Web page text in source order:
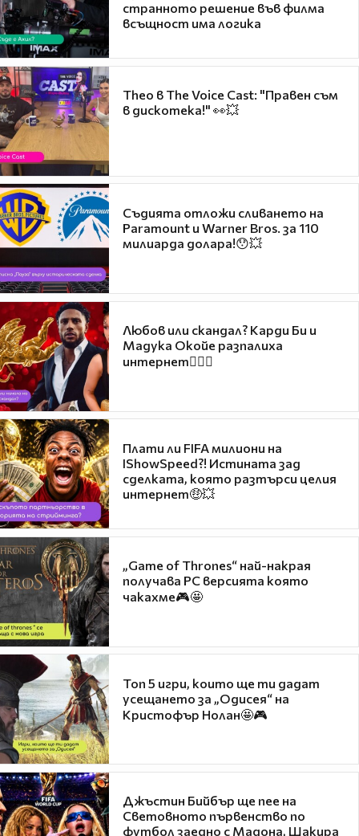
странното решение във филма
всъщност има логика
Theo в The Voice Cast: "Правен съм
в дискотека!" 👀💥
Съдията отложи сливането на
Paramount и Warner Bros. за 110
милиарда долара!😯💥
Любов или скандал? Карди Би и
Мадука Окойе разпалиха
интернет❤️‍🔥🔥
Плати ли FIFA милиони на
IShowSpeed?! Истината зад
сделката, която разтърси целия
интернет🤑💥
„Game of Thrones“ най-накрая
получава PC версията която
чакахме🎮🤩
Топ 5 игри, които ще ти дадат
усещането за „Одисея“ на
Кристофър Нолан🤩🎮
Джъстин Бийбър ще пее на
Световното първенство по
футбол заедно с Мадона, Шакира